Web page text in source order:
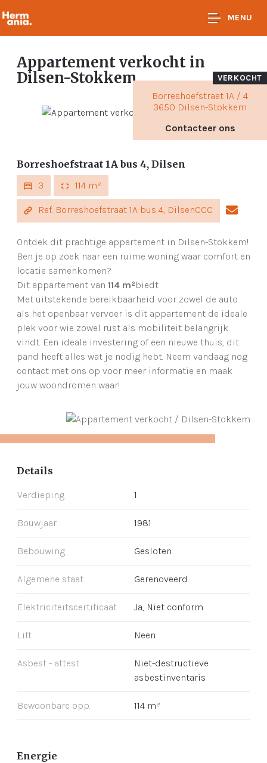
MENU
Appartement verkocht in
Dilsen-Stokkem
Borreshoefstraat 1A / 4
3650 Dilsen-Stokkem
Contacteer ons
VERKOCHT
Borreshoefstraat 1A bus 4, Dilsen
3 114 m²
Ref. Borreshoefstraat 1A bus 4, DilsenCCC
Ontdek dit prachtige appartement in Dilsen-Stokkem!
Ben je op zoek naar een ruime woning waar comfort en
locatie samenkomen?
Dit appartement van 114 m²biedt
Met uitstekende bereikbaarheid voor zowel de auto
als het openbaar vervoer is dit appartement de ideale
plek voor wie zowel rust als mobiliteit belangrijk
vindt. Een ideale investering of een nieuwe thuis, dit
pand heeft alles wat je nodig hebt. Neem vandaag nog
contact met ons op voor meer informatie en maak
jouw woondromen waar!
Details
Verdieping 1
Bouwjaar 1981
Bebouwing Gesloten
Algemene staat Gerenoveerd
Elektriciteitscertificaat Ja, Niet conform
Lift Neen
Asbest - attest
Niet-destructieve
asbestinventaris
Bewoonbare opp. 114 m²
Energie